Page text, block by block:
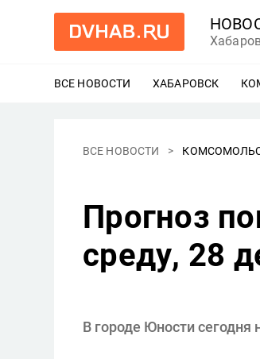
ВСЕ НОВОСТИ ХАБАРОВСК
ВСЕ НОВОСТИ
Прогноз
среду, 28
В городе Юности сегодня